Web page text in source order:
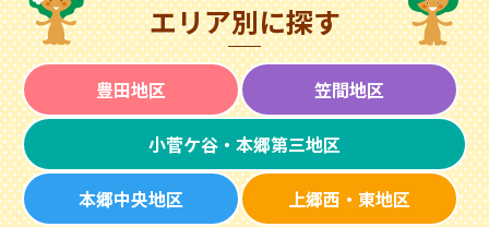
エリア別に探す
豊田地区 笠間地区
小菅ケ谷・本郷第三地区
本郷中央地区 上郷西・東地区